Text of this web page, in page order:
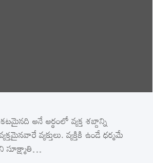
అనే అర్థంలో వ్యక్త శబ్దాన్ని
వ్యక్తులు. వ్యక్తికి ఉండే ధర్మమే
సూక్ష్మాతి…